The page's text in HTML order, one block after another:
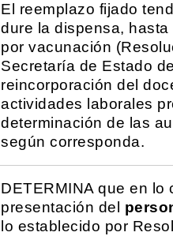
El reemplazo fijado
dure la dispensa,
por vacunación
Secretaría de Estado
reincorporación del
actividades laborales
determinación de las
según corresponda.
DETERMINA que en lo
presentación del
lo establecido por